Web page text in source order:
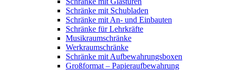
Schränke mit Schubladen
Schränke mit An- und Einbauten
Schränke für Lehrkräfte
Musikraumschränke
Werkraumschränke
Schränke mit Aufbewahrungsboxen
Großformat – Papieraufbewahrung